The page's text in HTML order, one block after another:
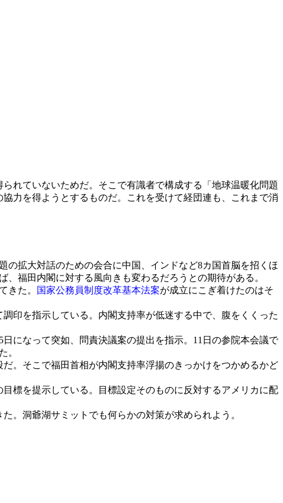
れていないためだ。そこで有識者で構成する「地球温暖化問題
力を得ようとするものだ。これを受けて経団連も、これまで消
拡大対話のための会合に中国、インドなど8カ国首脳を招くほ
福田内閣に対する風向きも変わるだろうとの期待がある。
きた。
国家公務員制度改革基本法案が成立にこぎ着けたのはそ
印を指示している。内閣支持率が低迷する中で、腹をくくった
になって突如、問責決議案の提出を指示。11日の参院本会議で
。
。そこで福田首相が内閣支持率浮揚のきっかけをつかめるかど
標を提示している。目標設定そのものに反対するアメリカに配
。洞爺湖サミットでも何らかの対策が求められよう。